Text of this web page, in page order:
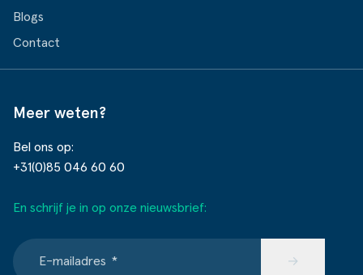
Blogs
Contact
Meer weten?
Bel ons op:
+31(0)85 046 60 60
En schrijf je in op onze nieuwsbrief:
E-mailadres * →